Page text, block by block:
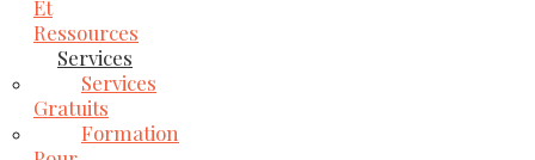
Et
Ressources
Services
Services
Gratuits
Formation